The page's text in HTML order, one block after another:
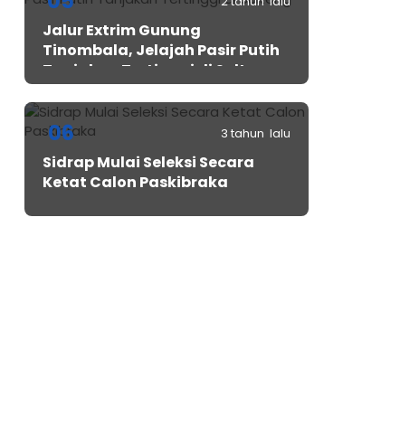
Jalur Extrim Gunung
Tinombala, Jelajah Pasir Putih
Tanjakan Tertinggi di Sulteng
06 3 tahun lalu
Sidrap Mulai Seleksi Secara
Ketat Calon Paskibraka